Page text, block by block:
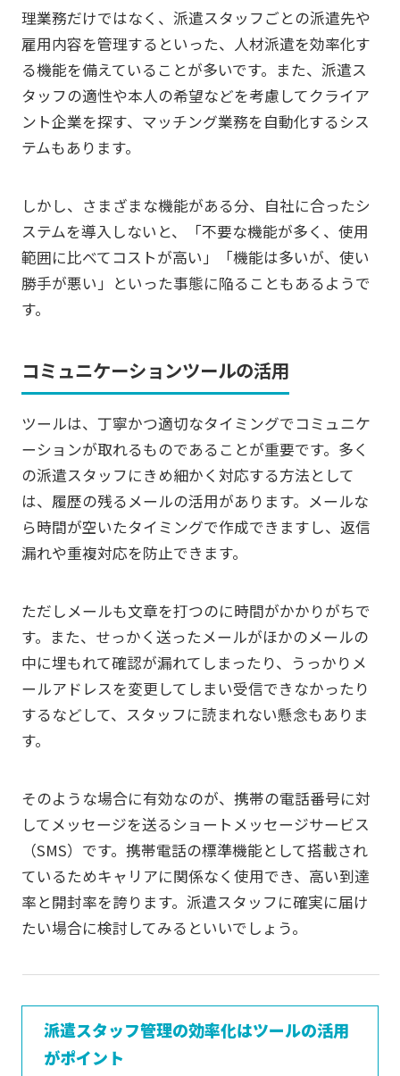
理業務だけではなく、派遣スタッフごとの派遣先や
雇用内容を管理するといった、人材派遣を効率化す
る機能を備えていることが多いです。また、派遣ス
タッフの適性や本人の希望などを考慮してクライア
ント企業を探す、マッチング業務を自動化するシス
テムもあります。
しかし、さまざまな機能がある分、自社に合ったシ
ステムを導入しないと、「不要な機能が多く、使用
範囲に比べてコストが高い」「機能は多いが、使い
勝手が悪い」といった事態に陥ることもあるようで
す。
コミュニケーションツールの活用
ツールは、丁寧かつ適切なタイミングでコミュニケ
ーションが取れるものであることが重要です。多く
の派遣スタッフにきめ細かく対応する方法として
は、履歴の残るメールの活用があります。メールな
ら時間が空いたタイミングで作成できますし、返信
漏れや重複対応を防止できます。
ただしメールも文章を打つのに時間がかかりがちで
す。また、せっかく送ったメールがほかのメールの
中に埋もれて確認が漏れてしまったり、うっかりメ
ールアドレスを変更してしまい受信できなかったり
するなどして、スタッフに読まれない懸念もありま
す。
そのような場合に有効なのが、携帯の電話番号に対
してメッセージを送るショートメッセージサービス
（SMS）です。携帯電話の標準機能として搭載され
ているためキャリアに関係なく使用でき、高い到達
率と開封率を誇ります。派遣スタッフに確実に届け
たい場合に検討してみるといいでしょう。
派遣スタッフ管理の効率化はツールの活用
がポイント